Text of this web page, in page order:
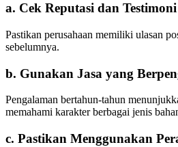
a. Cek Reputasi dan Testimoni
Pastikan perusahaan memiliki ulasan
sebelumnya.
b. Gunakan Jasa yang
Pengalaman bertahun-tahun
memahami karakter berbagai jenis
c. Pastikan Menggunakan